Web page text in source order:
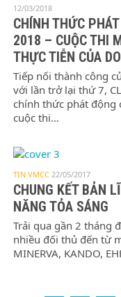
12/03/2018
CHÍNH THỨC
2018 – CUỘC THI
THỰC TIỄN CỦA
Tiếp nối thành công
với lần trở lại thứ 7,
chính thức phát động
cuộc thi…
TIN VMCC22/05/2017
CHUNG KẾT BẢN
NĂNG TỎA SÁNG
Trải qua gần 2 tháng
nhiều đối thủ đến từ
MINERVA, KANDO,